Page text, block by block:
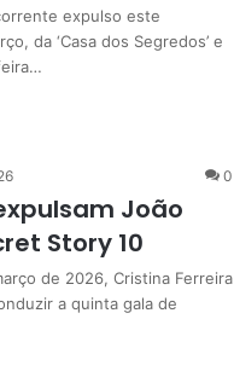
expulso este
da ‘Casa dos Segredos’ e
0
João
Story 10
de 2026, Cristina Ferreira
a quinta gala de